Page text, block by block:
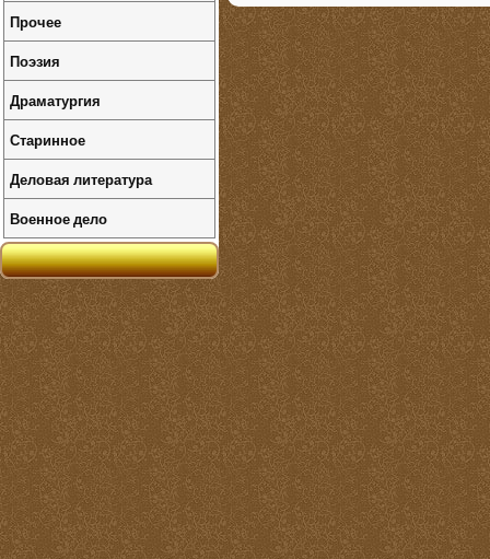
Прочее
Поэзия
Драматургия
Старинное
Деловая литература
Военное дело